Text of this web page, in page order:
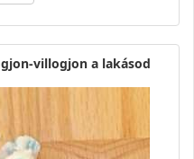
villogjon a lakásod